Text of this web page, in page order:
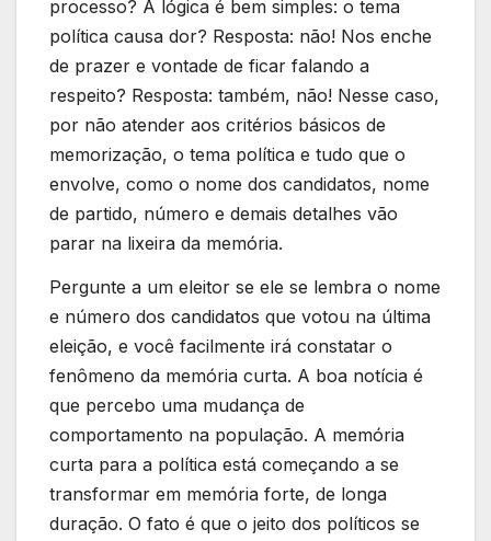
processo? A lógica é bem simples: o tema
política causa dor? Resposta: não! Nos enche
de prazer e vontade de ficar falando a
respeito? Resposta: também, não! Nesse caso,
por não atender aos critérios básicos de
memorização, o tema política e tudo que o
envolve, como o nome dos candidatos, nome
de partido, número e demais detalhes vão
parar na lixeira da memória.
Pergunte a um eleitor se ele se lembra o nome
e número dos candidatos que votou na última
eleição, e você facilmente irá constatar o
fenômeno da memória curta. A boa notícia é
que percebo uma mudança de
comportamento na população. A memória
curta para a política está começando a se
transformar em memória forte, de longa
duração. O fato é que o jeito dos políticos se